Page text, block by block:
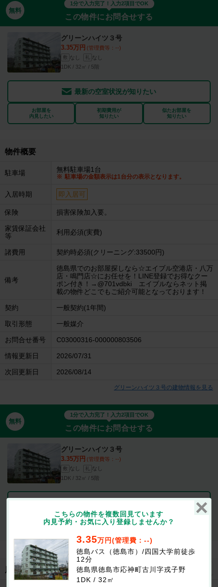
無料
1分で入力完了！入力2項目でOK
この物件にお問合せする
グリーンハイツ３号
3.35万円 (管理費等：--)
敷 なし 礼 なし
1DK / 32㎡ / 5階
最新の空室状況が知りたい
お部屋を
内見したい
初期費用が
知りたい
似たお部屋を
知りたい
物件概要
駐車場 無料駐車場1台
駐車場の金額表示は1台分の表示となります。
入居時期 即入居可
保険 損害保険加入要。
家賃保証会社
等
利用必須(実費)
諸費用 契約時必須(クリーニング:33500円)
備考
徳島県でのお部屋探しなら☆エイブル空港店・八万
店・鳴門店☆にお任せを！LINE登録でお得なクー
ポン付き！→@701vdbki エイブルならネット掲
載の物件どこでもご紹介可能となっております！
契約 一般契約(1年間)
取引形態 一般媒介
お問合せ番号 C03000316-000000803506
情報更新日 2026/07/31
次回更新日 2026/08/14
グリーンハイツ３号の建物情報を見る
無料
1分で入力完了！入力2項目でOK
この物件にお問合せする
グリーンハイツ３号
3.35万円 (管理費等：--)
敷 なし 礼
なし
1DK / 32㎡ / 5階
お部屋を
内見したい
初期費用が
知りたい
似たお部屋を
周辺施設 地図を見る
こちらの物件を複数回見ています
内見予約・お気に入り登録しませんか？
3.35万円(管理費：--)
徳島バス（徳島市）/四国大学前徒歩
12分
徳島県徳島市応神町古川字戎子野
1DK / 32㎡